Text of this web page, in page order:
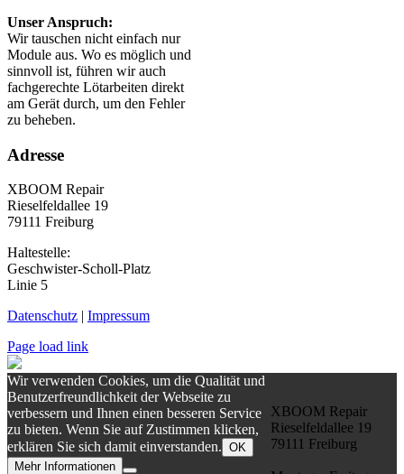
Unser Anspruch:
Wir tauschen nicht einfach nur
Module aus. Wo es möglich und
sinnvoll ist, führen wir auch
fachgerechte Lötarbeiten direkt
am Gerät durch, um den Fehler
zu beheben.
Adresse
XBOOM Repair
Rieselfeldallee 19
79111 Freiburg
Haltestelle:
Geschwister-Scholl-Platz
Linie 5
Datenschutz | Impressum
XBOOM Repair
Rieselfeldallee 19
79111 Freiburg
Page load link
Wir verwenden Cookies, um die Qualität und
Benutzerfreundlichkeit der Webseite zu
verbessern und Ihnen einen besseren Service
zu bieten. Wenn Sie auf Zustimmen klicken,
erklären Sie sich damit einverstanden. OK
Mehr Informationen